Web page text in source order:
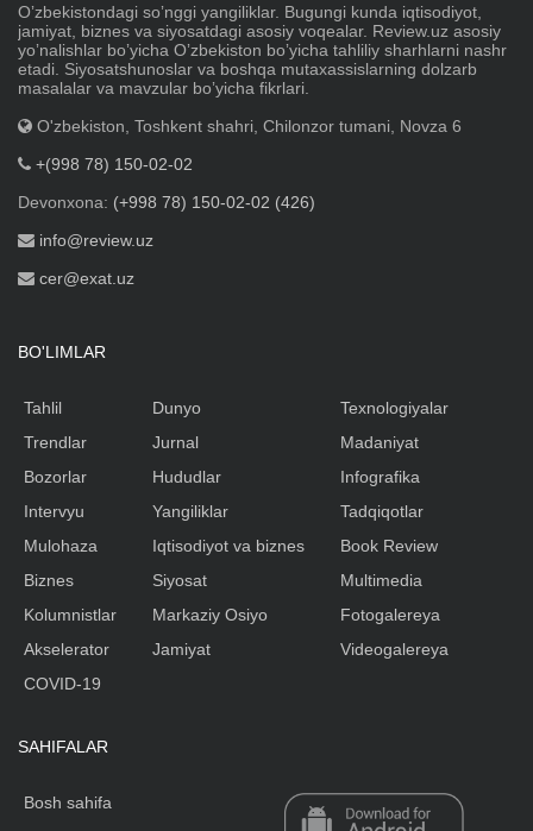
Oʼzbekistondagi soʼnggi yangiliklar. Bugungi kunda iqtisodiyot,
jamiyat, biznes va siyosatdagi asosiy voqealar. Review.uz asosiy
yoʼnalishlar boʼyicha Oʼzbekiston boʼyicha tahliliy sharhlarni nashr
etadi. Siyosatshunoslar va boshqa mutaxassislarning dolzarb
masalalar va mavzular boʼyicha fikrlari.
O'zbekiston, Toshkent shahri, Chilonzor tumani, Novza 6
+(998 78) 150-02-02
Devonxona: (+998 78) 150-02-02 (426)
info@review.uz
cer@exat.uz
BO'LIMLAR
Tahlil
Trendlar
Bozorlar
Intervyu
Mulohaza
Biznes
Kolumnistlar
Akselerator
Dunyo
Jurnal
Hududlar
Yangiliklar
Iqtisodiyot va biznes
Siyosat
Markaziy Osiyo
Jamiyat
Texnologiyalar
Madaniyat
Infografika
Tadqiqotlar
Book Review
Multimedia
Fotogalereya
Videogalereya
COVID-19
SAHIFALAR
Bosh sahifa